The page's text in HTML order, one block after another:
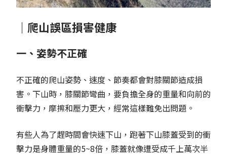
｜爬山誤區損害健康
一、姿勢不正確
不正確的爬山姿勢、速度、節奏都會對膝關節造成損
害。下山時，膝關節彎曲，要負擔全身的重量和向前的
衝擊力，摩擦和壓力更大，經常這樣難免出問題。
有些人為了趕時間會快速下山，跑著下山膝蓋受到的衝
擊力是身體重量的5~8倍，膝蓋就像遭受成千上萬次半